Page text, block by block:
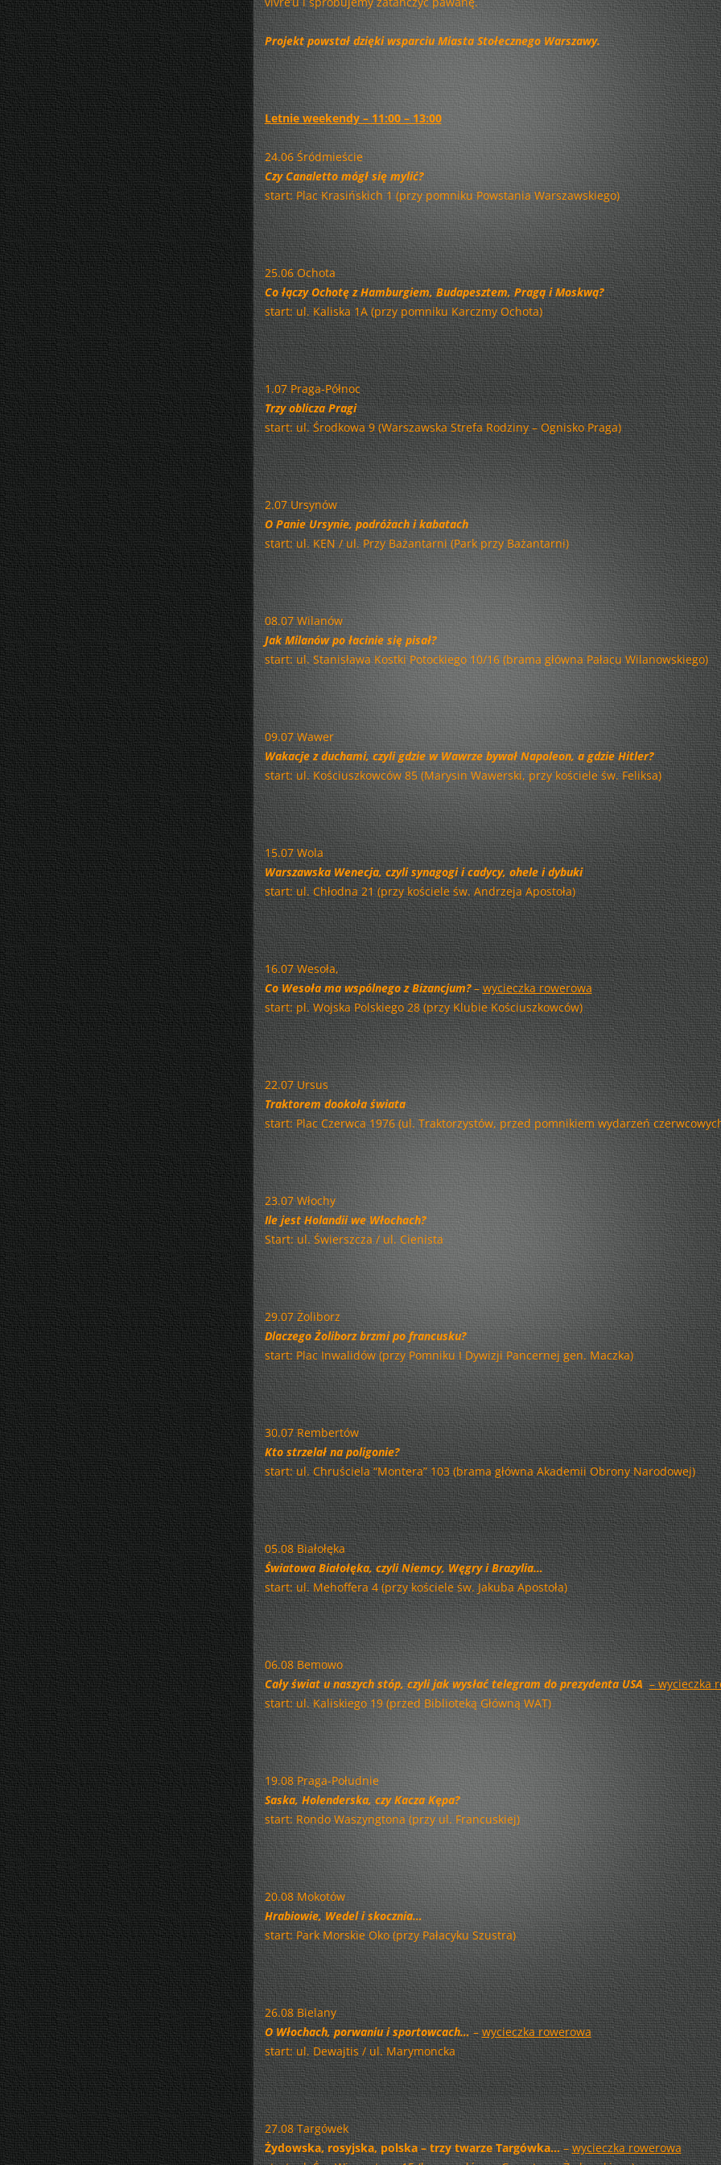
SPRAWOZDANIE ROCZNE Z
DZIAŁALNOŚCI – 2015
SPRAWOZDANIE ROCZNE Z
DZIAŁALNOŚCI ZA ROK 2013
FBW BILANS ZA 2013 ROK
INFORMACJA DODATKOWA DO
BILANSU ZA ROK 2013
SPRAWOZDANIE ROCZNE Z
DZIAŁALNOŚCI ZA ROK 2012
REKLAMA DŹWIGNIĄ KULTURY!
SZTUKA W DRODZE PO MLEKO…
PODWIECZOREK DLA PASJONATA
Z MEKLEMBURGII DO WARSZAWY
DZIEJE POTOMKÓW JANA
HENRYKA KLAWE
SPÓR O KONSTYTUCJĘ
POCZTÓWKA Z PRZESZŁOŚCI
RAJZY PO STOLICY
FESTIWAL RIVERENZA
RIVERENZA I
MOJE MIASTO, A W NIM…
TRZY RAZY 18 – RAJZY PO
STOLICY
WYGRANE WAKACJE…!
WYSTAWA
OKAPI – CZYLI ZMIESZANIE.
FESTIWAL
ODWAŻ SIĘ BYĆ MĄDRYM!
ODWAŻ SIĘ BYĆ MĄDRZEJSZYM!
INSTALACJE – INSPIRACJE
WILANÓW ŚWIATŁEM MALOWANY
KÓŁKO I KRZYŻYK W SZTUCE
ODWAŻ SIĘ BYĆ MĄDRZEJSZYM!
– KONTYNUACJA
KSIĄŻKA PRAWDĘ CI POWIE…!
RENESANS I ANTYK
WARSZAWA WIELU KULTUR –
RAJZY PO STOLICY
INSPIRACJE – INDYWIDUALNI
ARTYŚCI
SZACH MAT – Z WIEDZĄ ZA PAN
BRAT!
HISTORIA NA WYCIĄGNIECIE RĘKI
– CHODŹMY NA PRAGĘ!
WILANÓW ŚWIATŁEM MALOWANY
– EDYCJA II
WY KTÓRZY RZECZYPOSPOLITĄ
WŁADACIE…
NASZA SZKOŁA – NASZA KLASA!
MÓJ ŚWIAT – MOJA SZTUKA,
CZYLI SZTUKA WOKÓŁ NAS
SZTUKA EDUKACJI
POLONEZEM KU
NIEPODLEGŁOŚCI
BABIE LATO NA PRADZE…
ARS VARSOVIAE…! – RAJZY PO
STOLICY
OD KOCHANOWSKIEGO DO
OXFORDU
UŁAN W HOLLYWOOD
Z OXFORDU DO WARSZAWY
A TO CI HISTORIA!
MAGIA ARCHEOLOGII…
DWAJ PANOWIE Z WARSZAWY
I ŚMIECH NIEKIEDY…
COVID-19
LATO W MIEŚCIE
KOCHANOWSKI – ALE KTÓRY…?
RAJZY PO MOKOTOWIE
RUSZ GŁOWĄ!
NASZ WSPÓLNY ŚWIAT!
STYCZNIOWE DEBATY
MOC WYOBRAŹNI
MAZOWIECKIE LASY
OPOWIADAJĄ HISTORIĘ
POCIĄG DO SZTUKI
FOTOGRAFIE OSNUTE SEPIĄ
LATO W MIEŚCIE
MASKI JAK NA WŁOCHY
PRZYSTAŁO!
CYCERON WARSZAWSKI
Projekt powstał dzięki wsparciu Miasta Stołecznego Warszawy.
Letnie weekendy – 11:00 – 13:00
24.06 Śródmieście
Czy Canaletto mógł się mylić?
start: Plac Krasińskich 1 (przy pomniku Powstania Warszawskiego)
25.06 Ochota
Co łączy Ochotę z Hamburgiem, Budapesztem, Pragą i Moskwą?
start: ul. Kaliska 1A (przy pomniku Karczmy Ochota)
1.07 Praga-Północ
Trzy oblicza Pragi
start: ul. Środkowa 9 (Warszawska Strefa Rodziny – Ognisko Praga)
2.07 Ursynów
O Panie Ursynie, podróżach i kabatach
start: ul. KEN / ul. Przy Bażantarni (Park przy Bażantarni)
08.07 Wilanów
Jak Milanów po łacinie się pisał?
start: ul. Stanisława Kostki Potockiego 10/16 (brama główna Pałacu Wilanowskiego)
09.07 Wawer
Wakacje z duchami, czyli gdzie w Wawrze bywał Napoleon, a gdzie Hitler?
start: ul. Kościuszkowców 85 (Marysin Wawerski, przy kościele św. Feliksa)
15.07 Wola
Warszawska Wenecja, czyli synagogi i cadycy, ohele i dybuki
start: ul. Chłodna 21 (przy kościele św. Andrzeja Apostoła)
16.07 Wesoła,
Co Wesoła ma wspólnego z Bizancjum?–wycieczka rowerowa
start: pl. Wojska Polskiego 28 (przy Klubie Kościuszkowców)
22.07 Ursus
Traktorem dookoła świata
start: Plac Czerwca 1976 (ul. Traktorzystów, przed pomnikiem wydarzeń
23.07 Włochy
Ile jest Holandii we Włochach?
Start: ul. Świerszcza / ul. Cienista
29.07 Żoliborz
Dlaczego Żoliborz brzmi po francusku?
start: Plac Inwalidów (przy Pomniku I Dywizji Pancernej gen. Maczka)
30.07 Rembertów
Kto strzelał na poligonie?
start: ul. Chruściela “Montera” 103 (brama główna Akademii Obrony Narodowej)
05.08 Białołęka
Światowa Białołęka, czyli Niemcy, Węgry i Brazylia…
start: ul. Mehoffera 4 (przy kościele św. Jakuba Apostoła)
06.08 Bemowo
Cały świat u naszych stóp, czyli jak wysłać telegram do prezydenta USA – wycieczka
start: ul. Kaliskiego 19 (przed Biblioteką Główną WAT)
19.08 Praga-Południe
Saska, Holenderska, czy Kacza Kępa?
start: Rondo Waszyngtona (przy ul. Francuskiej)
20.08 Mokotów
Hrabiowie, Wedel i skocznia…
start: Park Morskie Oko (przy Pałacyku Szustra)
26.08 Bielany
O Włochach, porwaniu i sportowcach…–wycieczka rowerowa
start: ul. Dewajtis / ul. Marymoncka
27.08 Targówek
Żydowska, rosyjska, polska – trzy twarze Targówka…–wycieczka rowerowa